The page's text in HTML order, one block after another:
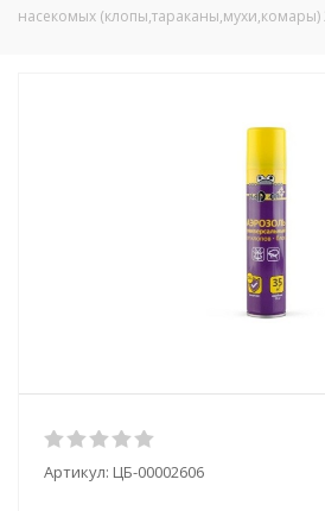
насекомых
Артикул: ЦБ-00002606